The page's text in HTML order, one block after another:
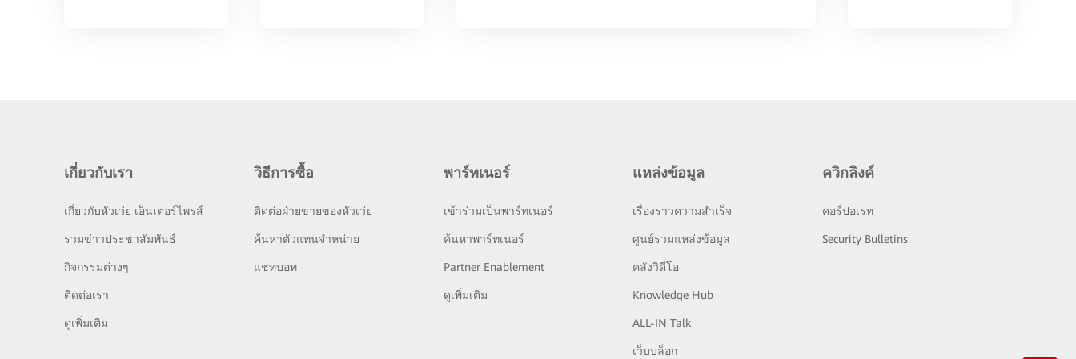
เกี่ยวกับเรา
เกี่ยวกับหัวเว่ย เอ็นเตอร์ไพรส์
รวมข่าวประชาสัมพันธ์
กิจกรรมต่างๆ
ติดต่อเรา
ดูเพิ่มเติม
วิธีการซื้อ
ติดต่อฝ่ายขายของหัวเว่ย
ค้นหาตัวแทนจำหน่าย
แชทบอท
พาร์ทเนอร์
เข้าร่วมเป็นพาร์ทเนอร์
ค้นหาพาร์ทเนอร์
Partner Enablement
ดูเพิ่มเติม
แหล่งข้อมูล
เรื่องราวความสำเร็จ
ศูนย์รวมแหล่งข้อมูล
คลังวิดีโอ
Knowledge Hub
ALL-IN Talk
เว็บบล็อก
ควิกลิงค์
คอร์ปอเรท
Security Bulletins